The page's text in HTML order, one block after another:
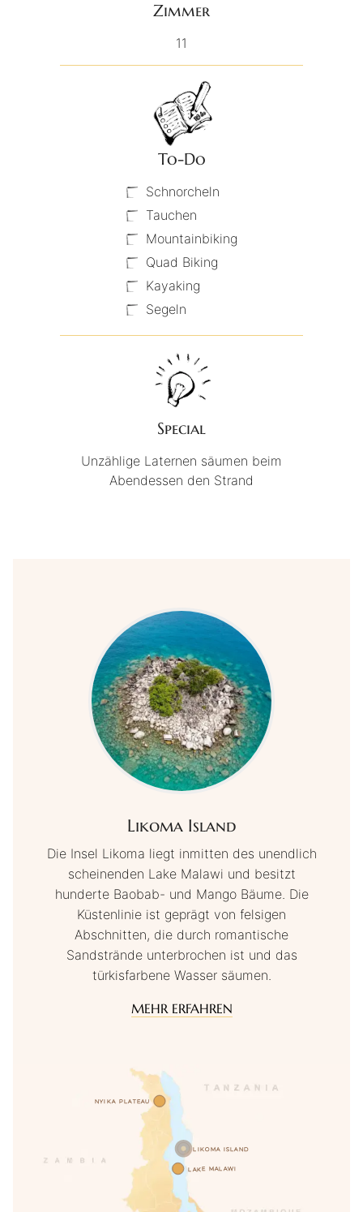
Zimmer
11
To-Do
Schnorcheln
Tauchen
Mountainbiking
Quad Biking
Kayaking
Segeln
Special
Unzählige Laternen säumen beim
Abendessen den Strand
Likoma Island
Die Insel Likoma liegt inmitten des unendlich
scheinenden Lake Malawi und besitzt
hunderte Baobab- und Mango Bäume. Die
Küstenlinie ist geprägt von felsigen
Abschnitten, die durch romantische
Sandstrände unterbrochen ist und das
türkisfarbene Wasser säumen.
MEHR ERFAHREN
LAKE MALAWI
LIKOMA ISLAND
NYIKA PLATEAU